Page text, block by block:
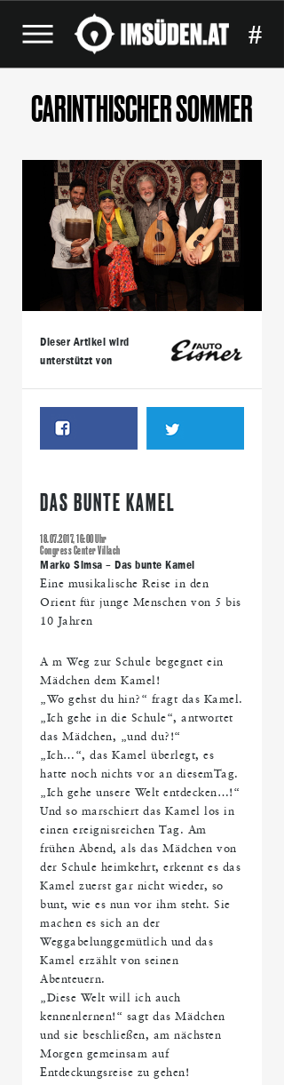
#
CARINTHISCHER SOMMER
Dieser Artikel wird
unterstützt von
DAS BUNTE KAMEL
18.07.2017, 16:00 Uhr
Congress Center Villach
Marko Simsa – Das bunte Kamel
Eine musikalische Reise in den
Orient für junge Menschen von 5 bis
10 Jahren
A m Weg zur Schule begegnet ein
Mädchen dem Kamel!
„Wo gehst du hin?“ fragt das Kamel.
„Ich gehe in die Schule“, antwortet
das Mädchen, „und du?!“
„Ich…“, das Kamel überlegt, es
hatte noch nichts vor an diesemTag.
„Ich gehe unsere Welt entdecken…!“
Und so marschiert das Kamel los in
einen ereignisreichen Tag. Am
frühen Abend, als das Mädchen von
der Schule heimkehrt, erkennt es das
Kamel zuerst gar nicht wieder, so
bunt, wie es nun vor ihm steht. Sie
machen es sich an der
Weggabelunggemütlich und das
Kamel erzählt von seinen
Abenteuern.
„Diese Welt will ich auch
kennenlernen!“ sagt das Mädchen
und sie beschließen, am nächsten
Morgen gemeinsam auf
Entdeckungsreise zu gehen!